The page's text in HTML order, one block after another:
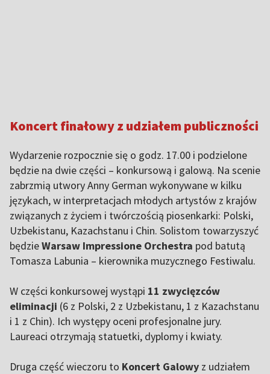
Koncert finałowy z udziałem publiczności
Wydarzenie rozpocznie się o godz. 17.00 i podzielone
będzie na dwie części – konkursową i galową. Na scenie
zabrzmią utwory Anny German wykonywane w kilku
językach, w interpretacjach młodych artystów z krajów
związanych z życiem i twórczością piosenkarki: Polski,
Uzbekistanu, Kazachstanu i Chin. Solistom towarzyszyć
będzieWarsaw Impressione Orchestra pod batutą
Tomasza Labunia – kierownika muzycznego Festiwalu.
W części konkursowej wystąpi 11 zwycięzców
eliminacji (6 z Polski, 2 z Uzbekistanu, 1 z Kazachstanu
i 1 z Chin). Ich występy oceni profesjonalne jury.
Laureaci otrzymają statuetki, dyplomy i kwiaty.
Druga część wieczoru to Koncert Galowy z udziałem